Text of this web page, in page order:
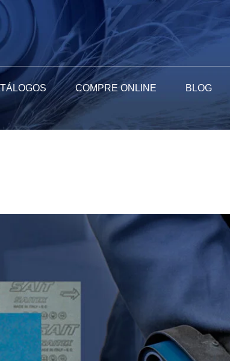
COMPRE ONLINE BLOG